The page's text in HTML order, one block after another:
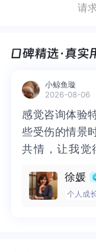
财产、心理防护
存的女性，首先
全屏障。虽不清
想，都超越不
在你名下，是
的。同时，在
的防范措施，
可归、有基本
心安全感会由
气，来自己决
了。3、持续的
绝对属于自己
财产、心理防护
存的女性，首先
全屏障。虽不清
想，都超越不
在你名下，是
的。同时，在
的防范措施，
可归、有基本
心安全感会由
气，来自己决
了。3、持续的
绝对属于自己
子也好，钱也好
们用来控制你的
望、你向姑妈表
在你身边的有
你想要的关系，
耗的，对这些关
和恨意。最终
不了你真正想
能都只是一个
许是因为你还没
上分离，早年
也好，看起来都
你的工具。你和
妈表达需要妹妹
有很多关系，
系，对你不是滋
些关系你有过期
终，你领悟到
想要的关系。
个表象，你处
还没有真正做好
年的丧失创伤
还是家人很少干
观照内心，是不
停地向自己施
注自身价值被
一想【我的需
者区分开，按
人哪里知道我的
旁观者的角度
很少干涉，只是
心，是不是内化
自己施压和限
价值被看低，
【我的需求】
分开，按自己
里知道我的需求
者的角度来看
在他们成长的时
没法给到别人的
更强的安全感
个“内在小孩”。
作方法，建议
她是专业人士
我们每个人的心
孩）。衷心祝福
日得到一个有
成长的时候他们
到别人的。他们
安全感，就可能
孩”。如果不知
建议你求助于
人士，可以给
人的心里，一
祝福题主你现在
有效的解决。
请
小鲸鱼璇
2026-08-06
感觉咨询体验
些受伤的情景
共情，让我觉
一部分未处理
而且当咨询师
感觉咨询体验
些受伤的情景
共情，让我觉
处理的情绪被
询师准确说出
徐媛
个人成